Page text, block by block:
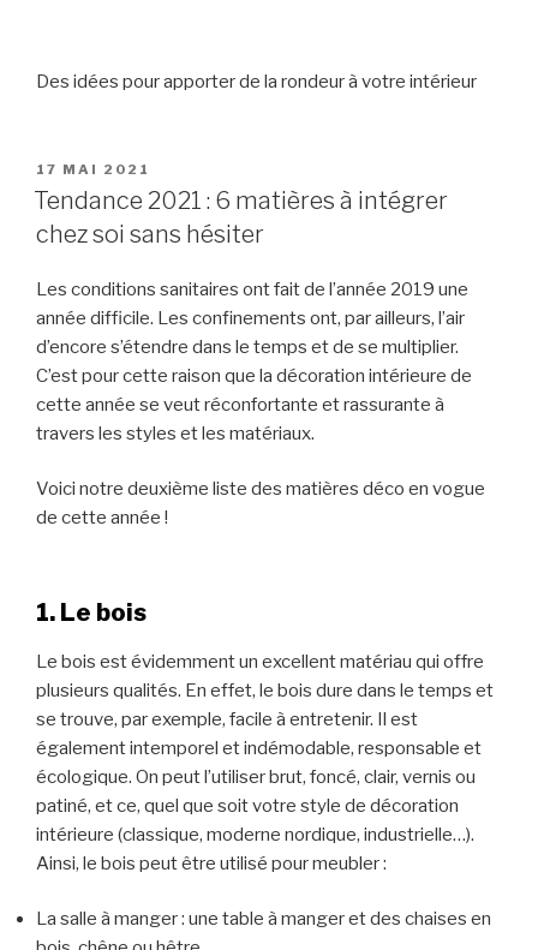
Des idées pour apporter de la rondeur à votre intérieur
PUBLIÉ
LE
17 MAI 2021
Tendance 2021 : 6 matières à intégrer
chez soi sans hésiter
Les conditions sanitaires ont fait de l’année 2019 une
année difficile. Les confinements ont, par ailleurs, l’air
d’encore s’étendre dans le temps et de se multiplier.
C’est pour cette raison que la décoration intérieure de
cette année se veut réconfortante et rassurante à
travers les styles et les matériaux.
Voici notre deuxième liste des matières déco en vogue
de cette année !
1. Le bois
Le bois est évidemment un excellent matériau qui offre
plusieurs qualités. En effet, le bois dure dans le temps et
se trouve, par exemple, facile à entretenir. Il est
également intemporel et indémodable, responsable et
écologique. On peut l’utiliser brut, foncé, clair, vernis ou
patiné, et ce, quel que soit votre style de décoration
intérieure (classique, moderne nordique, industrielle…).
Ainsi, le bois peut être utilisé pour meubler :
La salle à manger : une table à manger et des chaises en